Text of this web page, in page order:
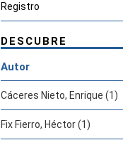
Registro
DESCUBRE
Autor
Cáceres Nieto, Enrique (1)
Fix Fierro, Héctor (1)